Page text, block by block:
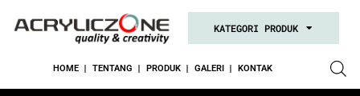
KATEGORI PRODUK
HOME TENTANG PRODUK GALERI KONTAK